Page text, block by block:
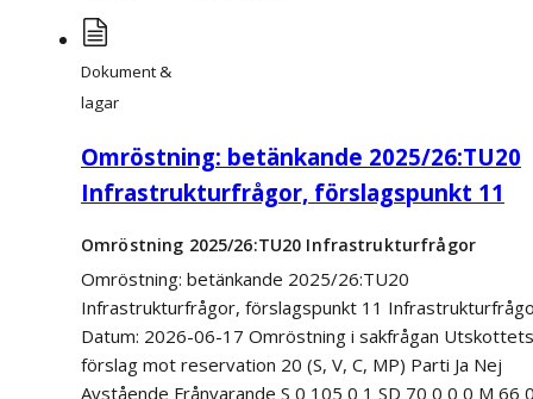
Dokument &
lagar
Omröstning: betänkande 2025/26:TU20
Infrastrukturfrågor, förslagspunkt 11
Omröstning 2025/26:TU20 Infrastrukturfrågor
Omröstning: betänkande 2025/26:TU20
Infrastrukturfrågor, förslagspunkt 11
Datum: 2026-06-17 Omröstning i sakfrågan Utskottets
förslag mot reservation 20 (S, V, C, MP) Parti Ja Nej
Avstående Frånvarande S 0 105 0 1 SD 70 0 0 0 M 66